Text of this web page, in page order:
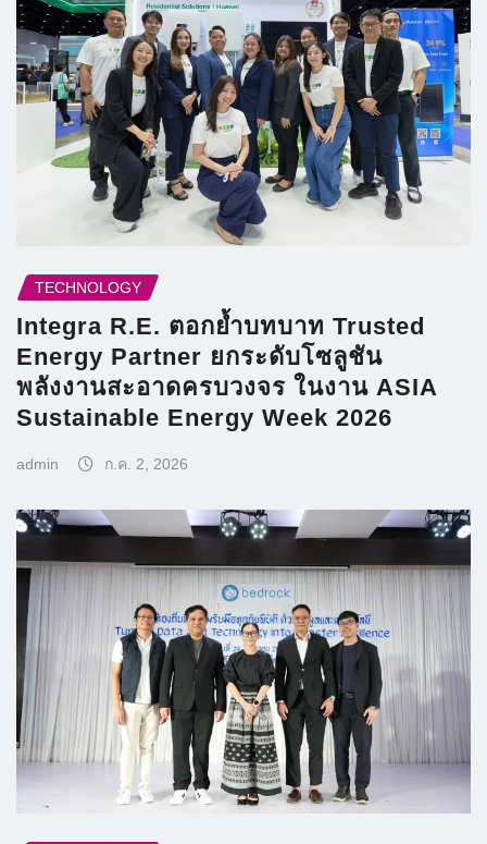
TECHNOLOGY
Integra R.E. ตอกย้ำบทบาท Trusted
Energy Partner ยกระดับโซลูชัน
พลังงานสะอาดครบวงจร ในงาน ASIA
Sustainable Energy Week 2026
admin ก.ค. 2, 2026